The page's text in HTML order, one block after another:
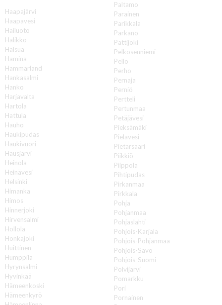
Haapajärvi
Haapavesi
Hailuoto
Halikko
Halsua
Hamina
Hammarland
Hankasalmi
Hanko
Harjavalta
Hartola
Hattula
Hauho
Haukipudas
Haukivuori
Hausjärvi
Heinola
Heinävesi
Helsinki
Himanka
Himos
Hinnerjoki
Hirvensalmi
Hollola
Honkajoki
Huittinen
Humppila
Hyrynsalmi
Hyvinkää
Hämeenkoski
Hämeenkyrö
Paltamo
Parainen
Parikkala
Parkano
Pattijoki
Pelkosenniemi
Pello
Perho
Pernaja
Perniö
Pertteli
Pertunmaa
Petäjävesi
Pieksämäki
Pielavesi
Pietarsaari
Piikkiö
Piippola
Pihtipudas
Pirkanmaa
Pirkkala
Pohja
Pohjanmaa
Pohjaslahti
Pohjois-Karjala
Pohjois-Pohjanmaa
Pohjois-Savo
Pohjois-Suomi
Polvijärvi
Pomarkku
Pori
Pornainen